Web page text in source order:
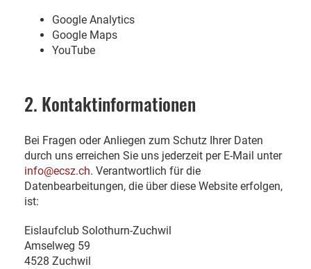
Google Analytics
Google Maps
YouTube
2. Kontaktinformationen
Bei Fragen oder Anliegen zum Schutz Ihrer Daten
durch uns erreichen Sie uns jederzeit per E-Mail unter
info@ecsz.ch. Verantwortlich für die
Datenbearbeitungen, die über diese Website erfolgen,
ist:
Eislaufclub Solothurn-Zuchwil
Amselweg 59
4528 Zuchwil